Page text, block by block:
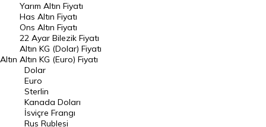
DÖVİZ
Döviz Kuru
Dolar Kuru
Euro Kuru
Pound Kuru
Frank Kuru
Riyal Kuru
Altın
Yarım Altın Fiyatı
Has Altın Fiyatı
Ons Altın Fiyatı
22 Ayar Bilezik Fiyatı
Altın KG (Dolar) Fiyatı
Altın KG (Euro) Fiyatı
Dolar
Euro
Sterlin
Kanada Doları
İsviçre Frangı
Rus Rublesi